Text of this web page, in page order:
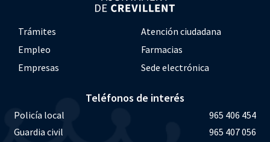
Trámites
Atención ciudadana
Empleo
Farmacias
Empresas
Sede electrónica
Teléfonos de interés
Policía local
965 406 454
Guardia civil
965 407 056